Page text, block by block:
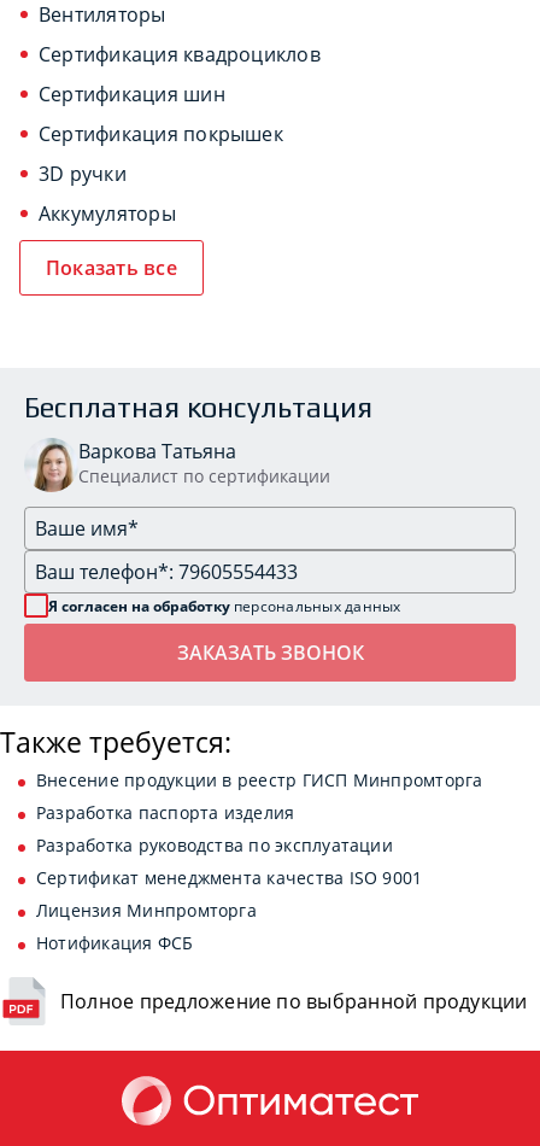
Вентиляторы
Сертификация квадроциклов
Сертификация шин
Сертификация покрышек
3D ручки
Аккумуляторы
Показать все
Бесплатная консультация
Варкова Татьяна
Специалист по сертификации
Я согласен на обработку персональных данных
Также требуется:
Внесение продукции в реестр ГИСП Минпромторга
Разработка паспорта изделия
Разработка руководства по эксплуатации
Сертификат менеджмента качества ISO 9001
Лицензия Минпромторга
Нотификация ФСБ
Полное предложение по выбранной продукции